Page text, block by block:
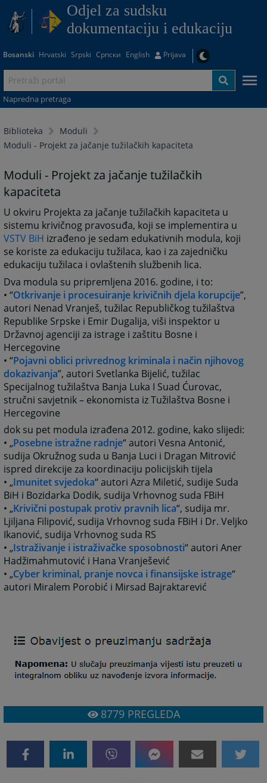
Odjel za sudsku
dokumentaciju i edukaciju
Bosanski Hrvatski Srpski Српски English Prijava
Napredna pretraga
Biblioteka
Moduli
Moduli - Projekt za jačanje tužilačkih kapaciteta
Moduli - Projekt za jačanje tužilačkih
kapaciteta
U okviru Projekta za jačanje tužilačkih kapaciteta u
sistemu krivičnog pravosuđa, koji se implementira u
VSTV BiH izrađeno je sedam edukativnih modula, koji
se koriste za edukaciju tužilaca, kao i za zajedničku
edukaciju tužilaca i ovlaštenih službenih lica.
Dva modula su pripremljena 2016. godine, i to:
• “Otkrivanje i procesuiranje krivičnih djela korupcije”,
autori Nenad Vranješ, tužilac Republičkog tužilaštva
Republike Srpske i Emir Dugalija, viši inspektor u
Državnoj agenciji za istrage i zaštitu Bosne i
Hercegovine
• “Pojavni oblici privrednog kriminala i način njihovog
dokazivanja”, autori Svetlanka Bijelić, tužilac
Specijalnog tužilaštva Banja Luka I Suad Ćurovac,
stručni savjetnik – ekonomista iz Tužilaštva Bosne i
Hercegovine
dok su pet modula izrađena 2012. godine, kako slijedi:
• „Posebne istražne radnje“ autori Vesna Antonić,
sudija Okružnog suda u Banja Luci i Dragan Mitrović
ispred direkcije za koordinaciju policijskih tijela
• „Imunitet svjedoka“ autori Azra Miletić, sudije Suda
BiH i Bozidarka Dodik, sudija Vrhovnog suda FBiH
• „Krivični postupak protiv pravnih lica“, sudija mr.
Ljiljana Filipović, sudija Vrhovnog suda FBiH i Dr. Veljko
Ikanović, sudija Vrhovnog suda RS
• „Istraživanje i istraživačke sposobnosti“ autori Aner
Hadžimahmutović i Hana Vranješević
• „Cyber kriminal, pranje novca i finansijske istrage“
autori Miralem Porobić i Mirsad Bajraktarević
8779PREGLEDA